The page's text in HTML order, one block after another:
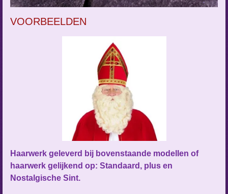
VOORBEELDEN
Haarwerk geleverd bij bovenstaande modellen of
haarwerk gelijkend op: Standaard, plus en
Nostalgische Sint.